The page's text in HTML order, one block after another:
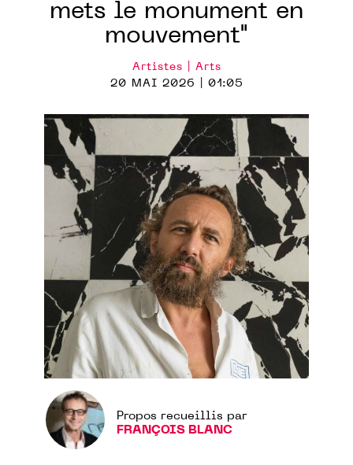
mets le monument en
mouvement"
Artistes | Arts
20 MAI 2026 | 01:05
Propos recueillis par
FRANÇOIS BLANC